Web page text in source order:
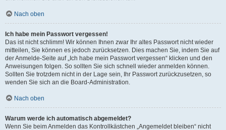
Nach oben
Ich habe mein Passwort vergessen!
Das ist nicht schlimm! Wir können Ihnen zwar Ihr altes Passwort nicht wieder
mitteilen, Sie können es jedoch zurücksetzen. Dies machen Sie, indem Sie auf
der Anmelde-Seite auf „Ich habe mein Passwort vergessen“ klicken und den
Anweisungen folgen. So sollten Sie sich schnell wieder anmelden können.
Sollten Sie trotzdem nicht in der Lage sein, Ihr Passwort zurückzusetzen, so
wenden Sie sich an die Board-Administration.
Nach oben
Warum werde ich automatisch abgemeldet?
Wenn Sie beim Anmelden das Kontrollkästchen „Angemeldet bleiben“ nicht